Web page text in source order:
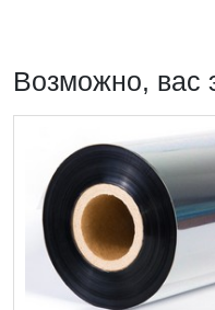
Возможно, вас